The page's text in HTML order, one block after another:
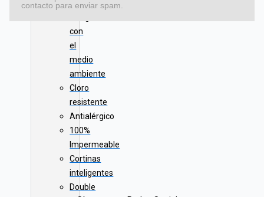
con
el
medio
ambiente
Cloro
resistente
Antialérgico
100%
Impermeable
Cortinas
inteligentes
Double
contacto para enviar spam.